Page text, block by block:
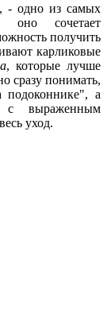
- одно из самых
оно сочетает
получить
карликовые
, которые лучше
сразу понимать,
подоконнике", а
с выраженным
уход.